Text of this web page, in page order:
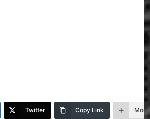
Twitter Copy Link More